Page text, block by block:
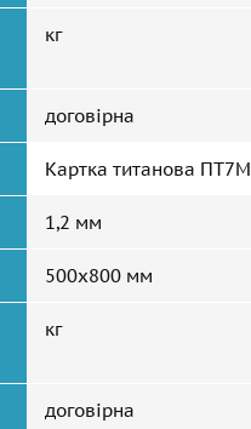
кг
договірна
Картка титанова ПТ7М
1,2 мм
500x800 мм
кг
договірна